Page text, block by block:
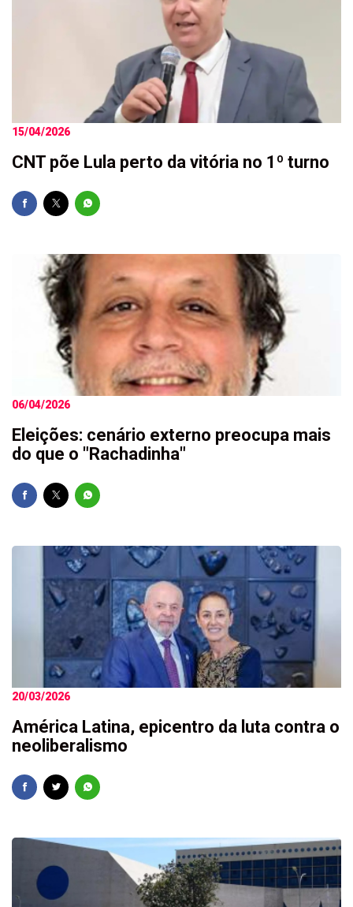
15/04/2026
CNT põe Lula perto da vitória no 1º turno
06/04/2026
Eleições: cenário externo preocupa mais
do que o "Rachadinha"
20/03/2026
América Latina, epicentro da luta contra o
neoliberalismo